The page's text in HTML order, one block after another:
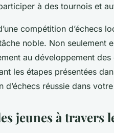
à des tournois et
compétition
noble. Non seulement
au développement
les étapes présentées
d’échecs réussie dans
jeunes à travers